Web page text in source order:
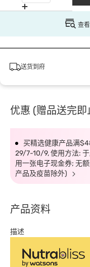
查
送货到府
优惠 (赠品送完即
买精选健康产品满
29/7-10/9, 使用方法:
用一张电子现金券; 无
产品及疫苗除外)
产品资料
描述